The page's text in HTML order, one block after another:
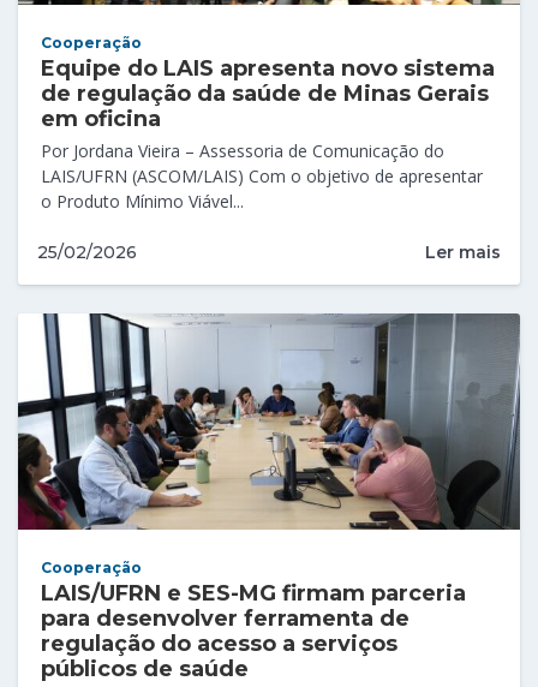
Cooperação
Equipe do LAIS apresenta novo sistema
de regulação da saúde de Minas Gerais
em oficina
Por Jordana Vieira – Assessoria de Comunicação do
LAIS/UFRN (ASCOM/LAIS) Com o objetivo de apresentar
o Produto Mínimo Viável...
25/02/2026 Ler mais
Cooperação
LAIS/UFRN e SES-MG firmam parceria
para desenvolver ferramenta de
regulação do acesso a serviços
públicos de saúde